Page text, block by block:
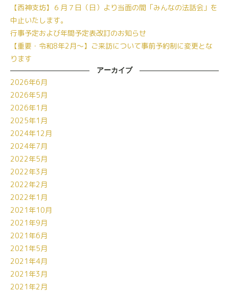
【西神支坊】６月７日（日）より当面の間「みんなの法話会」を
中止いたします。
行事予定および年間予定表改訂のお知らせ
【重要・令和8年2月～】ご来訪について事前予約制に変更とな
ります
アーカイブ
2026年6月
2026年5月
2026年1月
2025年1月
2024年12月
2024年7月
2022年5月
2022年3月
2022年2月
2022年1月
2021年10月
2021年9月
2021年6月
2021年5月
2021年4月
2021年3月
2021年2月